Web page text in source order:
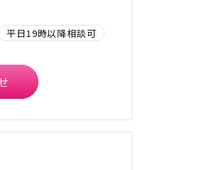
平日19時以降相談可